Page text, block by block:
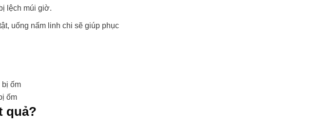
lệch múi giờ.
uống nấm linh chi sẽ giúp phục
ốm
quả?